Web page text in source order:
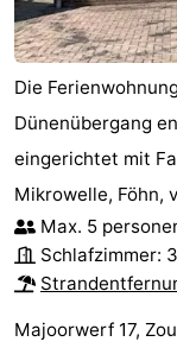
Die
Dünenübergang
eingerichtet mit
Mikrowelle, Föhn,
Max. 5
Schlafzimmer:
Majoorwerf 17,